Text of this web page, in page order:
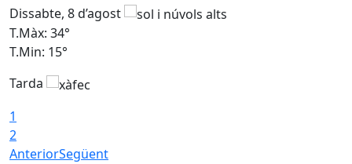
Dissabte, 8 d’agost
T.Màx: 34°
T.Min: 15°
Tarda
1
2
AnteriorSegüent